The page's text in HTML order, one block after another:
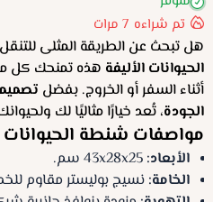
تم شراءه 7 مرات
هل تبحث عن الطريقة المثلى
الحيوانات الأليفة هذه تمنحك كل ما
أثناء السفر أو الخروج. بفضل
الجودة، تُعد خيارًا مثاليًا لك
مواصفات شنطة الحيوانات
الأبعاد:
الخامة: نسيج بوليستر مقاوم